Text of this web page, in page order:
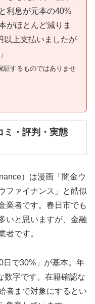
利息が元本の40%
がほとんど減りま
以上支払いましたが
するものではありませ
ミ・評判・実態
）は漫画「闇金ウ
ファイナンス」と酷似
業者です。春日市でも
いと思いますが、金融
者です。
日で30%」が基本。年
数字です。在籍確認な
者まで対象にするとい